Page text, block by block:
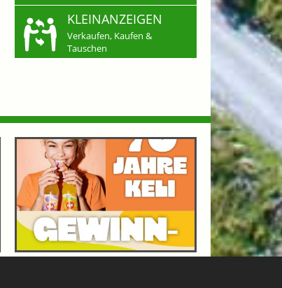
KLEINANZEIGEN
Verkaufen, Kaufen &
Tauschen